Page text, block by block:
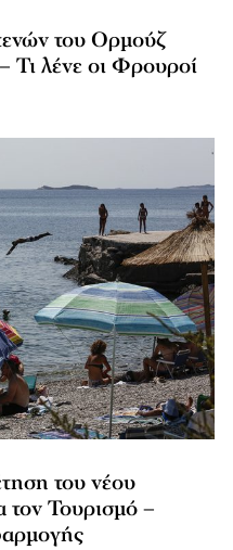
του Ορμούζ
Τι λένε οι Φρουροί
του νέου
τον Τουρισμό –